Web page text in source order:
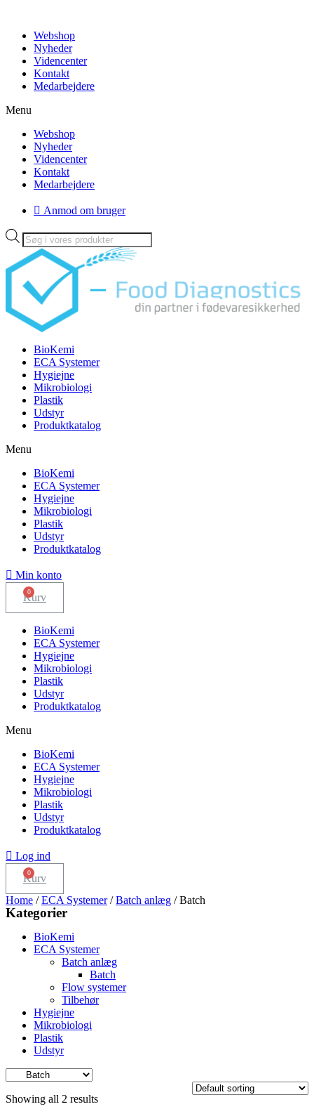
indholdWebshop
Nyheder
Videncenter
Kontakt
Medarbejdere
Menu
Webshop
Nyheder
Videncenter
Kontakt
Medarbejdere
Anmod om bruger
Products
search
BioKemi
ECA Systemer
Hygiejne
Mikrobiologi
Plastik
Udstyr
Produktkatalog
Menu
BioKemi
ECA Systemer
Hygiejne
Mikrobiologi
Plastik
Udstyr
Produktkatalog
Min konto
Kurv
BioKemi
ECA Systemer
Hygiejne
Mikrobiologi
Plastik
Udstyr
Produktkatalog
Menu
BioKemi
ECA Systemer
Hygiejne
Mikrobiologi
Plastik
Udstyr
Produktkatalog
Log ind
Kurv
Home /ECA Systemer/Batch anlæg / Batch
Kategorier
BioKemi
ECA Systemer
Batch anlæg
Batch
Flow systemer
Tilbehør
Hygiejne
Mikrobiologi
Plastik
Udstyr
Showing all 2 results